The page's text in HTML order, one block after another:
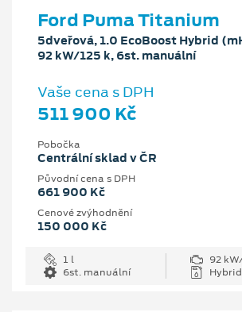
Ford Puma Titanium
5dveřová, 1.0 EcoBoost Hybrid
92 kW/125 k, 6st. manuální
Vaše cena s DPH
511 900 Kč
Pobočka
Centrální sklad v ČR
Původní cena s DPH
661 900 Kč
Cenové zvýhodnění
150 000 Kč
1 l
92
6st. manuální
Hybrid